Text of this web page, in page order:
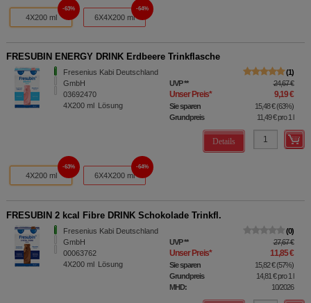
4X200 ml
63%
6X4X200 ml
64%
FRESUBIN ENERGY DRINK Erdbeere Trinkflasche
Fresenius Kabi Deutschland
GmbH
03692470
4X200 ml Lösung
1
UVP** 24,67 €
Unser Preis* 9,19 €
Sie sparen 15,48 €(63%)
Grundpreis
11,49 €pro 1 l
Details
4X200 ml
63%
6X4X200 ml
64%
FRESUBIN 2 kcal Fibre DRINK Schokolade Trinkfl.
Fresenius Kabi Deutschland
GmbH
00063762
4X200 ml Lösung
0
UVP** 27,67 €
Unser Preis* 11,85 €
Sie sparen 15,82 €(57%)
Grundpreis
14,81 €pro 1 l
MHD:
10/2026